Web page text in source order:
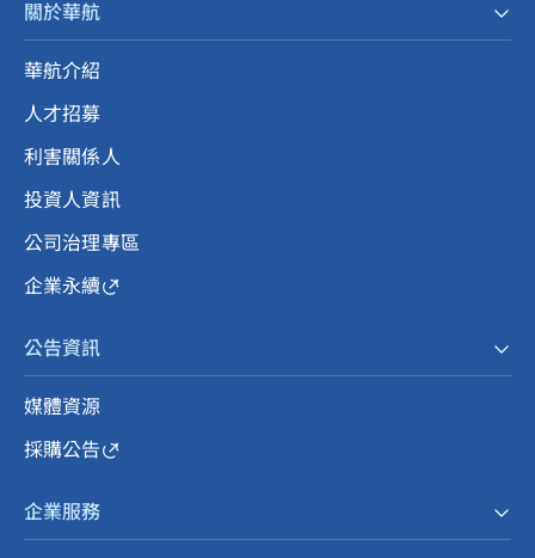
關於華航
華航介紹
人才招募
利害關係人
投資人資訊
公司治理專區
企業永續
公告資訊
媒體資源
採購公告
企業服務